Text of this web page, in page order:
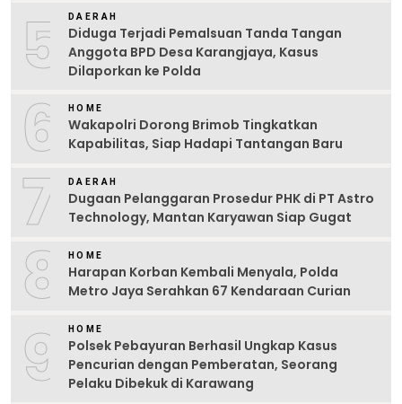
5 DAERAH
Diduga Terjadi Pemalsuan Tanda Tangan
Anggota BPD Desa Karangjaya, Kasus
Dilaporkan ke Polda
6 HOME
Wakapolri Dorong Brimob Tingkatkan
Kapabilitas, Siap Hadapi Tantangan Baru
7 DAERAH
Dugaan Pelanggaran Prosedur PHK di PT Astro
Technology, Mantan Karyawan Siap Gugat
8 HOME
Harapan Korban Kembali Menyala, Polda
Metro Jaya Serahkan 67 Kendaraan Curian
9 HOME
Polsek Pebayuran Berhasil Ungkap Kasus
Pencurian dengan Pemberatan, Seorang
Pelaku Dibekuk di Karawang